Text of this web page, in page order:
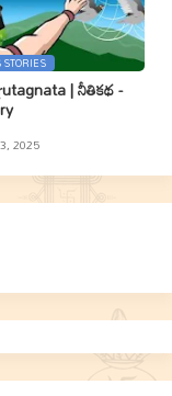
| నీతికథ -
2025